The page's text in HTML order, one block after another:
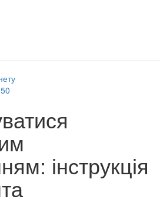
інструкція